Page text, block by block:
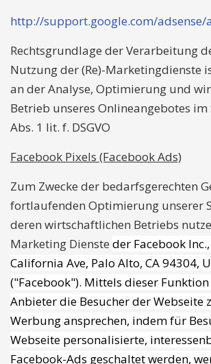
http://support.google.com/adsense/
Rechtsgrundlage der Verarbeitung
Nutzung der (Re)-Marketingdienste
an der Analyse, Optimierung und
Betrieb unseres Onlineangebotes im
Abs. 1 lit. f. DSGVO
Facebook Pixels (Facebook Ads)
Zum Zwecke der bedarfsgerechten
fortlaufenden Optimierung unserer
deren wirtschaftlichen Betriebs
Marketing Dienste der Facebook
California Ave, Palo Alto, CA 94304,
("Facebook"). Mittels dieser
Anbieter die Besucher der Webseite
Werbung ansprechen, indem für
Webseite personalisierte,
Facebook-Ads geschaltet werden,